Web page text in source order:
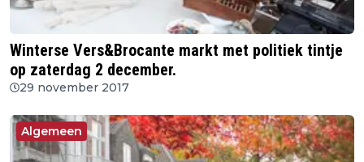
Winterse Vers&Brocante markt met politiek tintje
op zaterdag 2 december.
29 november 2017
Algemeen